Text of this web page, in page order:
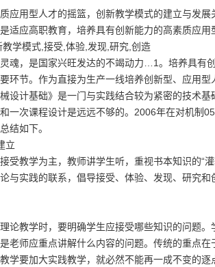
应用型人才的摇篮，创新教学模式的建立与发
适应高职教育，培养具有创新能力的高素质应用
学模式,接受,体验,发现,研究,创造
，是国家兴旺发达的不竭动力…1。培养具有创
环节。作为直接为生产一线培养创新型、应用
设计基础》是一门与实践结合较为紧密的技术
一次课程设计是远远不够的。2006年在对机制
结如下。
立
教学为主，教师讲学生听，重视书本知识的“
与实践的联系，倡导接受、体验、发现、研究
教学时，要明确学生应接受哪些知识的问题。
老师应重点讲解什么内容的问题。传统的重点
学要加大实践教学，就必然不能再一成不变的